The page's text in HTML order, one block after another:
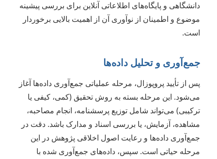
دانشگاهی و پایگاه‌های اطلاعاتی آنلاین برای بررسی پیشینه
موضوع و اطمینان از نوآوری آن از اهمیت بالایی برخوردار
است.
جمع‌آوری و تحلیل داده‌ها
پس از تأیید پروپوزال، مرحله عملیاتی جمع‌آوری داده‌ها آغاز
می‌شود. این مرحله بسته به روش تحقیق (کمی، کیفی یا
ترکیبی) می‌تواند شامل توزیع پرسشنامه، انجام مصاحبه،
مشاهده، آزمایش، یا بررسی اسناد و مدارک باشد. دقت در
جمع‌آوری داده‌ها و رعایت اصول اخلاقی پژوهش در این
مرحله حیاتی است. سپس، داده‌های جمع‌آوری شده با